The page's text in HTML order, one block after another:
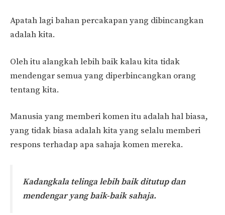
Apatah lagi bahan percakapan yang dibincangkan
adalah kita.
Oleh itu alangkah lebih baik kalau kita tidak
mendengar semua yang diperbincangkan orang
tentang kita.
Manusia yang memberi komen itu adalah hal biasa,
yang tidak biasa adalah kita yang selalu memberi
respons terhadap apa sahaja komen mereka.
Kadangkala telinga lebih baik ditutup dan
mendengar yang baik-baik sahaja.